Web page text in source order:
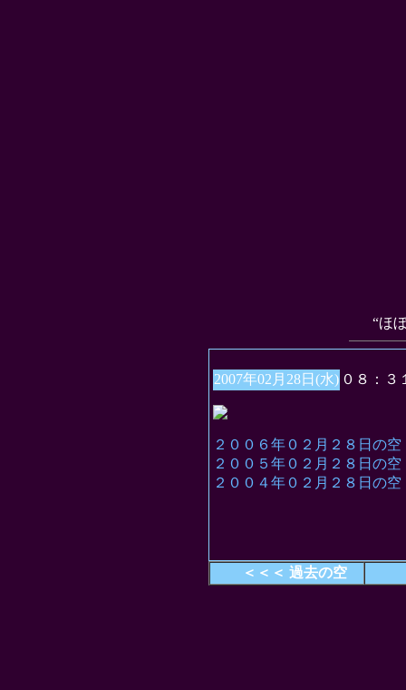
“ほ
2007年02月28日(水) ０８：３
２００６年０２月２８日の空
２００５年０２月２８日の空
２００４年０２月２８日の空
＜＜＜ 過去の空